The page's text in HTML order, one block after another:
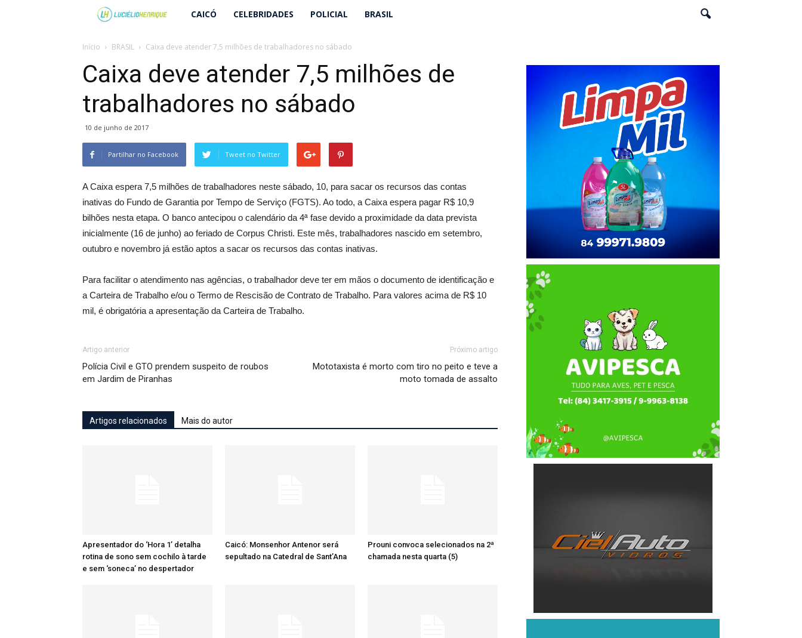
Lucielio
Henrique
CAICÓ CELEBRIDADES POLICIAL BRASIL
Início BRASIL Caixa deve atender 7,5 milhões de trabalhadores no sábado
Caixa deve atender 7,5 milhões de
trabalhadores no sábado
10 de junho de 2017
Partilhar no Facebook Tweet no Twitter
A Caixa espera 7,5 milhões de trabalhadores neste sábado, 10, para sacar os recursos das contas
inativas do Fundo de Garantia por Tempo de Serviço (FGTS). Ao todo, a Caixa espera pagar R$ 10,9
bilhões nesta etapa. O banco antecipou o calendário da 4ª fase devido a proximidade da data prevista
inicialmente (16 de junho) ao feriado de Corpus Christi. Este mês, trabalhadores nascido em setembro,
outubro e novembro já estão aptos a sacar os recursos das contas inativas.
Para facilitar o atendimento nas agências, o trabalhador deve ter em mãos o documento de identificação e
a Carteira de Trabalho e/ou o Termo de Rescisão de Contrato de Trabalho. Para valores acima de R$ 10
mil, é obrigatória a apresentação da Carteira de Trabalho.
Artigo anterior
Polícia Civil e GTO prendem suspeito de roubos
em Jardim de Piranhas
Próximo artigo
Mototaxista é morto com tiro no peito e teve a
moto tomada de assalto
Artigos relacionados Mais do autor
Apresentador do ‘Hora 1’ detalha
rotina de sono sem cochilo à tarde
e sem ‘soneca’ no despertador
Caicó: Monsenhor Antenor será
sepultado na Catedral de Sant’Ana
Prouni convoca selecionados na 2ª
chamada nesta quarta (5)